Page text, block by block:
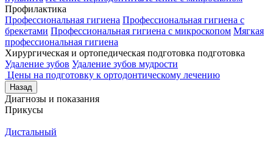
Профилактика
Профессиональная гигиена Профессиональная гигиена с
брекетами Профессиональная гигиена с микроскопом Мягкая
профессиональная гигиена
Хирургическая и ортопедическая подготовка подготовка
Удаление зубов Удаление зубов мудрости
Цены на подготовку к ортодонтическому лечению
Назад
Диагнозы и показания
Прикусы
Дистальный